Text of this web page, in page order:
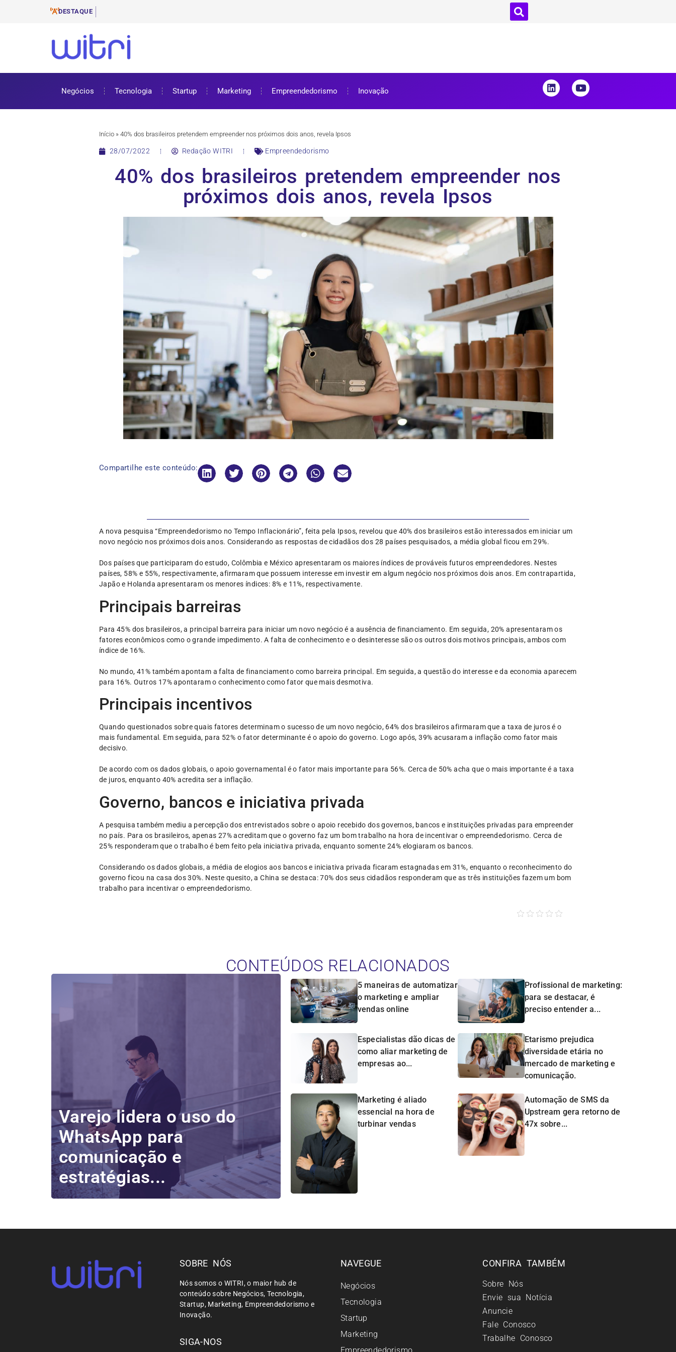
DESTAQUE
Negócios Tecnologia Startup Marketing Empreendedorismo Inovação
Início » 40% dos brasileiros pretendem empreender nos próximos dois anos, revela Ipsos
28/07/2022 Redação WITRI Empreendedorismo
40% dos brasileiros pretendem empreender nos
próximos dois anos, revela Ipsos
Compartilhe este conteúdo:
A nova pesquisa “Empreendedorismo no Tempo Inflacionário”, feita pela Ipsos, revelou que 40% dos brasileiros estão interessados em iniciar um
novo negócio nos próximos dois anos. Considerando as respostas de cidadãos dos 28 países pesquisados, a média global ficou em 29%.
Dos países que participaram do estudo, Colômbia e México apresentaram os maiores índices de prováveis futuros empreendedores. Nestes
países, 58% e 55%, respectivamente, afirmaram que possuem interesse em investir em algum negócio nos próximos dois anos. Em contrapartida,
Japão e Holanda apresentaram os menores índices: 8% e 11%, respectivamente.
Principais barreiras
Para 45% dos brasileiros, a principal barreira para iniciar um novo negócio é a ausência de financiamento. Em seguida, 20% apresentaram os
fatores econômicos como o grande impedimento. A falta de conhecimento e o desinteresse são os outros dois motivos principais, ambos com
índice de 16%.
No mundo, 41% também apontam a falta de financiamento como barreira principal. Em seguida, a questão do interesse e da economia aparecem
para 16%. Outros 17% apontaram o conhecimento como fator que mais desmotiva.
Principais incentivos
Quando questionados sobre quais fatores determinam o sucesso de um novo negócio, 64% dos brasileiros afirmaram que a taxa de juros é o
mais fundamental. Em seguida, para 52% o fator determinante é o apoio do governo. Logo após, 39% acusaram a inflação como fator mais
decisivo.
De acordo com os dados globais, o apoio governamental é o fator mais importante para 56%. Cerca de 50% acha que o mais importante é a taxa
de juros, enquanto 40% acredita ser a inflação.
Governo, bancos e iniciativa privada
A pesquisa também mediu a percepção dos entrevistados sobre o apoio recebido dos governos, bancos e instituições privadas para empreender
no país. Para os brasileiros, apenas 27% acreditam que o governo faz um bom trabalho na hora de incentivar o empreendedorismo. Cerca de
25% responderam que o trabalho é bem feito pela iniciativa privada, enquanto somente 24% elogiaram os bancos.
Considerando os dados globais, a média de elogios aos bancos e iniciativa privada ficaram estagnadas em 31%, enquanto o reconhecimento do
governo ficou na casa dos 30%. Neste quesito, a China se destaca: 70% dos seus cidadãos responderam que as três instituições fazem um bom
trabalho para incentivar o empreendedorismo.
CONTEÚDOS RELACIONADOS
Varejo lidera o uso do
WhatsApp para
comunicação e
estratégias...
5 maneiras de automatizar
o marketing e ampliar
vendas online
Profissional de marketing:
para se destacar, é
preciso entender a...
Especialistas dão dicas de
como aliar marketing de
empresas ao...
Etarismo prejudica
diversidade etária no
mercado de marketing e
comunicação.
Marketing é aliado
essencial na hora de
turbinar vendas
Automação de SMS da
Upstream gera retorno de
47x sobre...
SOBRE NÓS
Nós somos o WITRI, o maior hub de
conteúdo sobre Negócios, Tecnologia,
Startup, Marketing, Empreendedorismo e
Inovação.
SIGA-NOS
NAVEGUE
Negócios
Tecnologia
Startup
Marketing
CONFIRA TAMBÉM
Sobre Nós
Envie sua Notícia
Anuncie
Fale Conosco
Trabalhe Conosco